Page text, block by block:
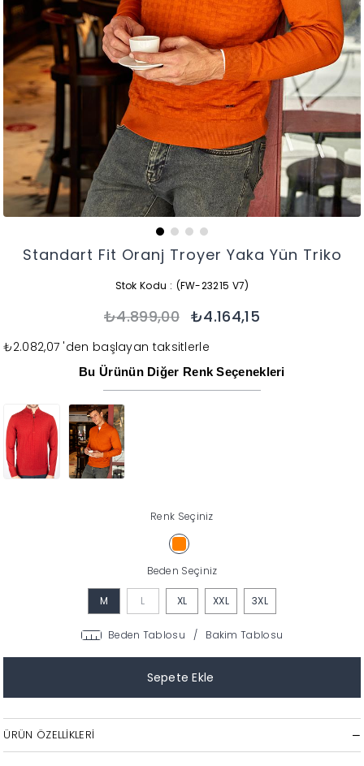
Standart Fit Oranj Troyer Yaka Yün Triko
Stok Kodu (FW-23215 V7)
₺4.899,00 ₺4.164,15
₺2.082,07 'den başlayan taksitlerle
Bu Ürünün Diğer Renk Seçenekleri
Renk Seçiniz
Beden Seçiniz
M L XL XXL 3XL
Beden Tablosu / Bakim Tablosu
ÜRÜN ÖZELLIKLERI